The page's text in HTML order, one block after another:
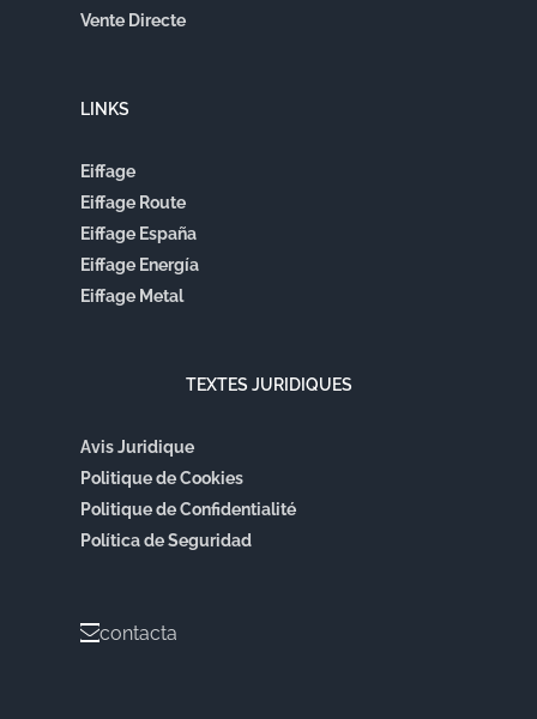
Vente Directe
LINKS
Eiffage
Eiffage Route
Eiffage España
Eiffage Energía
Eiffage Metal
TEXTES JURIDIQUES
Avis Juridique
Politique de Cookies
Politique de Confidentialité
Política de Seguridad
contacta